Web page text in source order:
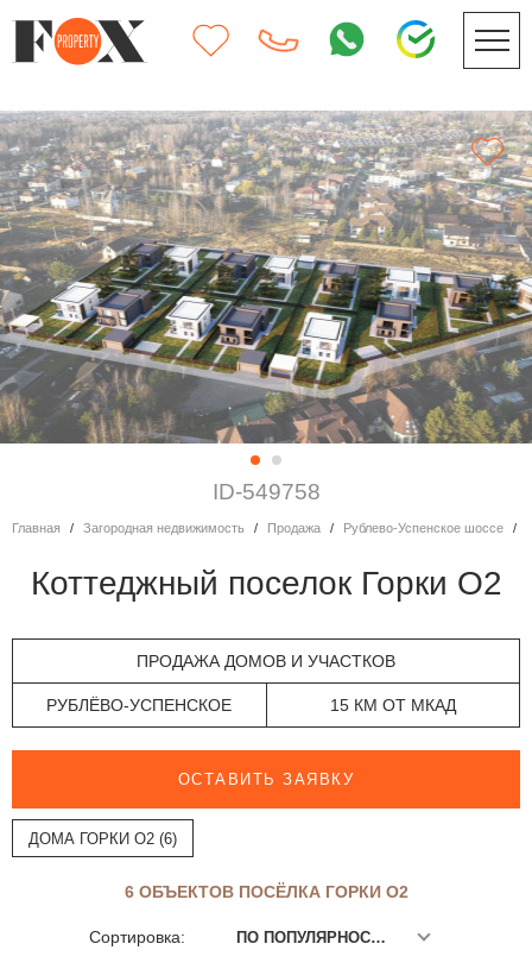
ID-549758
Главная Загородная недвижимость Продажа Рублево-Успенское шоссе
Коттеджный поселок Горки О2
ПРОДАЖА ДОМОВ И УЧАСТКОВ
РУБЛЁВО-УСПЕНСКОЕ 15 КМ ОТ МКАД
ОСТАВИТЬ ЗАЯВКУ
ДОМА ГОРКИ О2 (6)
6 ОБЪЕКТОВ ПОСЁЛКА ГОРКИ О2
Сортировка: ПО ПОПУЛЯРНОСТИ